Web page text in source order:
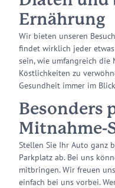
Ernährung
Wir bieten unseren
findet wirklich jeder etwas
sein, wie umfangreich
Köstlichkeiten zu
Gesundheit immer im
Besonders
Mitnahme-
Stellen Sie Ihr Auto ganz
Parkplatz ab. Bei uns
mitbringen. Wir freuen
einfach bei uns vorbei.